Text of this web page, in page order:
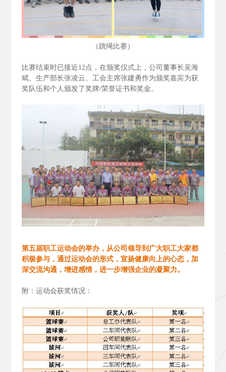
（跳绳比赛）
比赛结束时已接近12点，在颁奖仪式上，公司董事长吴海
斌、生产部长张凌云、工会主席张建勇作为颁奖嘉宾为获
奖队伍和个人颁发了奖牌/荣誉证书和奖金。
第五届职工运动会的举办，从公司领导到广大职工大家都
积极参与，通过运动会的形式，宣扬健康向上的心态，加
深交流沟通，增进感情，进一步增强企业的凝聚力。
附：运动会获奖情况：